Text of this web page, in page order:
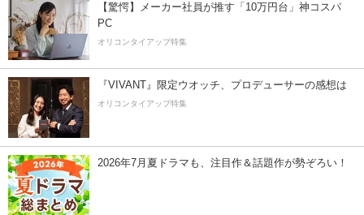
【驚愕】メーカー社員が推す「10万円台」神コスパ
PC
オリコンタイアップ特集
『VIVANT』限定ウオッチ、プロデューサーの感想は
オリコンタイアップ特集
2026年7月夏ドラマも、注目作＆話題作が勢ぞろい！